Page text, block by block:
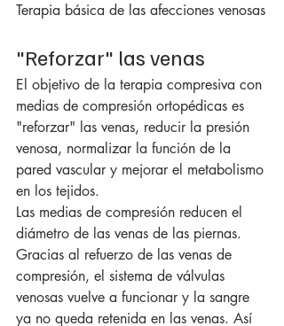
Terapia básica de las afecciones venosas
"Reforzar" las venas
El objetivo de la terapia compresiva con
medias de compresión ortopédicas es
"reforzar" las venas, reducir la presión
venosa, normalizar la función de la
pared vascular y mejorar el metabolismo
en los tejidos.
Las medias de compresión reducen el
diámetro de las venas de las piernas.
Gracias al refuerzo de las venas de
compresión, el sistema de válvulas
venosas vuelve a funcionar y la sangre
ya no queda retenida en las venas. Así